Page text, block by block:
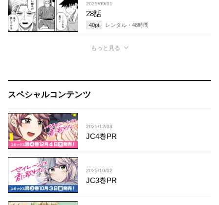
2025/09/01
28話
40pt レンタル・ 48時間
もっと見る
スペシャルコンテンツ
2025/12/03
JC4巻PR
2025/10/02
JC3巻PR